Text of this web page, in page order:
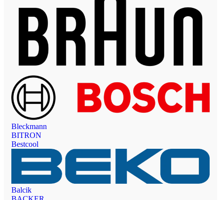
Bleckmann
BITRON
Bestcool
Balcik